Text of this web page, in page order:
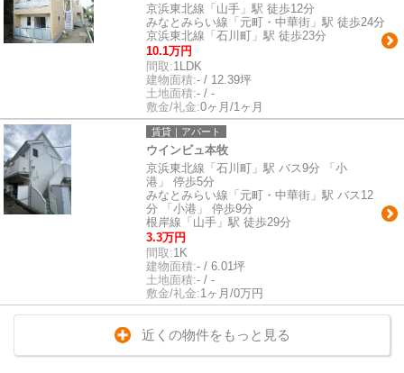
京浜東北線「山手」駅 徒歩12分
みなとみらい線「元町・中華街」駅 徒歩24分
京浜東北線「石川町」駅 徒歩23分
10.1万円
間取:1LDK
建物面積:- / 12.39坪
土地面積:- / -
敷金/礼金:0ヶ月/1ヶ月
賃貸｜アパート
ウインビュ本牧
京浜東北線「石川町」駅 バス9分 「小
港」 停歩5分
みなとみらい線「元町・中華街」駅 バス12
分 「小港」 停歩9分
根岸線「山手」駅 徒歩29分
3.3万円
間取:1K
建物面積:- / 6.01坪
土地面積:- / -
敷金/礼金:1ヶ月/0万円
近くの物件をもっと見る